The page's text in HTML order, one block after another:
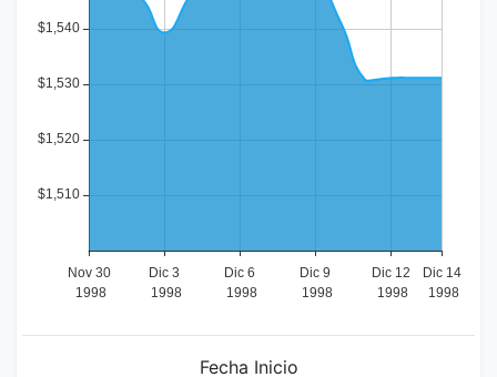
Fecha Inicio